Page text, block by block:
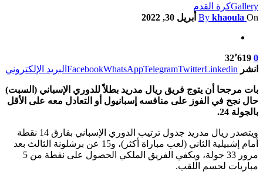
Galleryكرة القدم
By khaoula On أبريل 30, 2022
0 32٬619
انشر
FacebookWhatsAppTelegramTwitterLinkedin البريد الإلكتروني
بات مرجحا أن يتوج فريق ريال مدريد بطلاً للدوري الإسباني (السبت)
حال نجح في الفوز على منافسه إسبانيول أو التعادل معه على الأقل
بالجولة 24.
ويتصدر ريال مدريد جدول ترتيب الدوري الإسباني بفارق 14 نقطة
أمام إشبيلية الثاني (لعب مباراة أكثر)، و15 عن برشلونة الثالث بعد
مرور 33 جولة، ويكفي الفريق الملكي الحصول على نقطة من 5
مباريات لحسم اللقب.